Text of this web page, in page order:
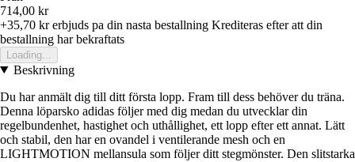
714,00 kr
+35,70 krerbjuds pa din nasta bestallning Krediteras efter att din
bestallning har bekraftats
Loading...
Beskrivning
Du har anmält dig till ditt första lopp. Fram till dess behöver du träna.
Denna löparsko adidas följer med dig medan du utvecklar din
regelbundenhet, hastighet och uthållighet, ett lopp efter ett annat. Lätt
och stabil, den har en ovandel i ventilerande mesh och en
LIGHTMOTION mellansula som följer ditt stegmönster. Den slitstarka